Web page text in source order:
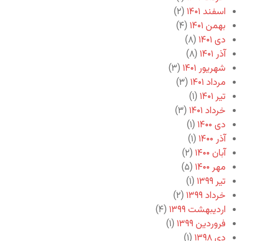
اسفند ۱۴۰۱
(۲)
بهمن ۱۴۰۱
(۴)
دی ۱۴۰۱
(۸)
آذر ۱۴۰۱
(۸)
شهریور ۱۴۰۱
(۳)
مرداد ۱۴۰۱
(۳)
تیر ۱۴۰۱
(۱)
خرداد ۱۴۰۱
(۳)
دی ۱۴۰۰
(۱)
آذر ۱۴۰۰
(۱)
آبان ۱۴۰۰
(۲)
مهر ۱۴۰۰
(۵)
تیر ۱۳۹۹
(۱)
خرداد ۱۳۹۹
(۲)
اردیبهشت ۱۳۹۹
(۴)
فروردین ۱۳۹۹
(۱)